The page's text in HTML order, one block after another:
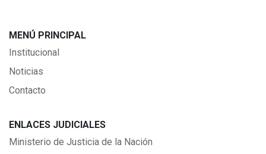
MENÚ PRINCIPAL
Institucional
Noticias
Contacto
ENLACES JUDICIALES
Ministerio de Justicia de la Nación